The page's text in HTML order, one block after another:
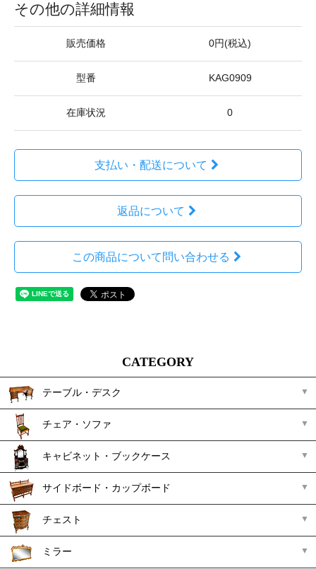
その他の詳細情報
販売価格 0円(税込)
型番 KAG0909
在庫状況 0
支払い・配送について
返品について
この商品について問い合わせる
CATEGORY
テーブル・デスク
チェア・ソファ
キャビネット・ブックケース
サイドボード・カップボード
チェスト
ミラー